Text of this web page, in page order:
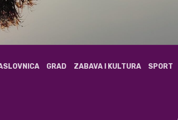
GRAD ZABAVA I KULTURA SPORT